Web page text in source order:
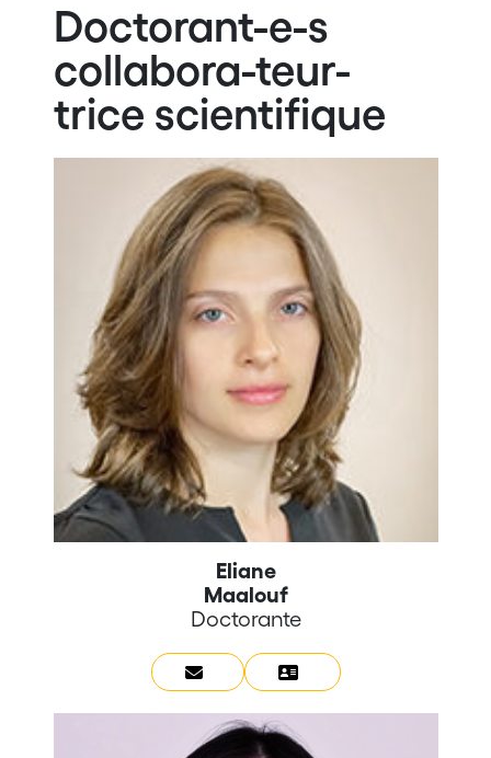
Doctorant-e-s
collabora-teur-
trice scientifique
Eliane
Maalouf
Doctorante